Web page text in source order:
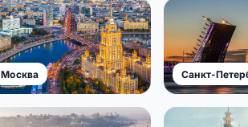
Москва Санкт-